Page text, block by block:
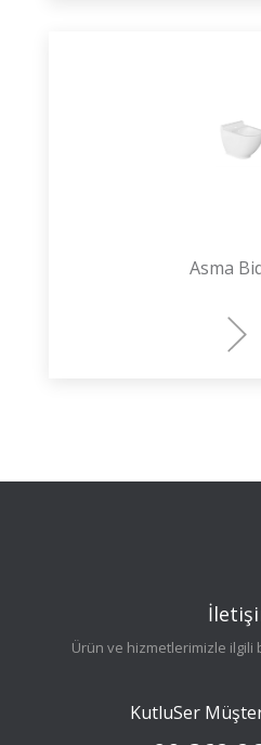
Asma
Ürün ve hizmetlerimizle ilgili
KutluSer